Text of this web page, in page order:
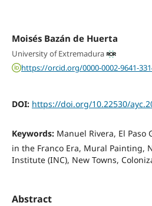
Moisés Bazán de Huerta
University of Extremadura
https://orcid.org/0000-0002-9641-
DOI: https://doi.org/10.22530/
Keywords: Manuel Rivera, El Paso
in the Franco Era, Mural Painting,
Institute (INC), New Towns,
Abstract